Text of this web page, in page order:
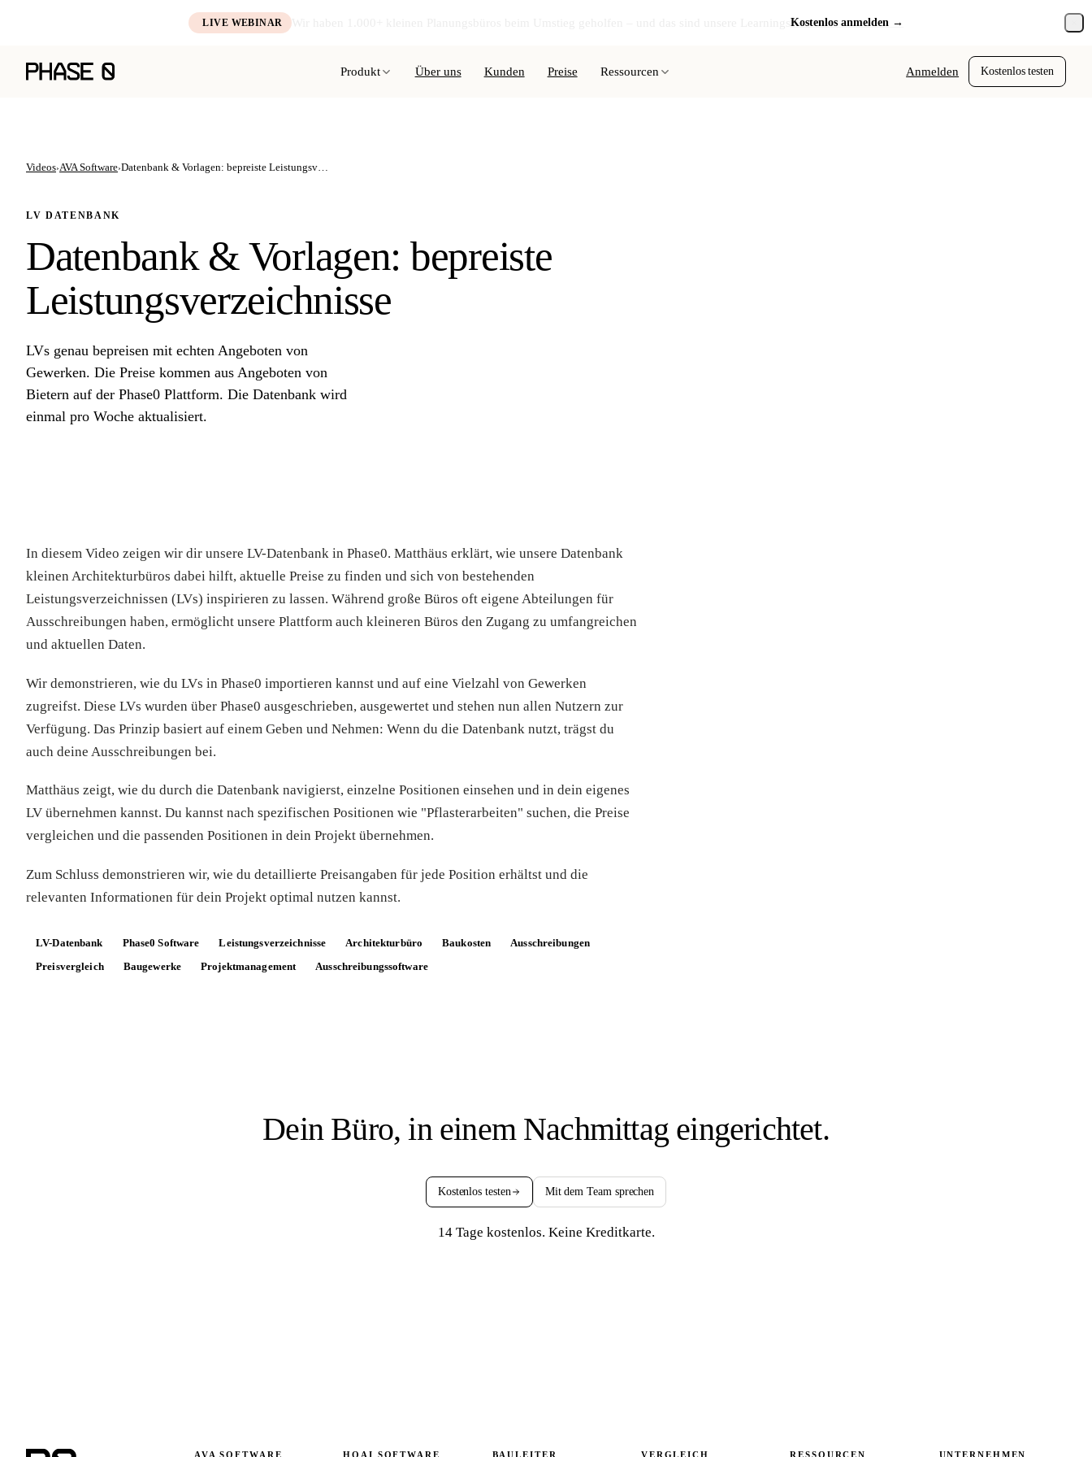
LIVE WEBINAR Wir haben 1.000+ kleinen Planungsbüros beim Umstieg geholfen – und das sind unsere Learnings Kostenlos anmelden →
Produkt Über uns Kunden Preise Ressourcen Anmelden Kostenlos testen
Videos›AVA Software›Datenbank & Vorlagen: bepreiste Leistungsv…
LV DATENBANK
Datenbank & Vorlagen: bepreiste
Leistungsverzeichnisse
LVs genau bepreisen mit echten Angeboten von
Gewerken. Die Preise kommen aus Angeboten von
Bietern auf der Phase0 Plattform. Die Datenbank wird
einmal pro Woche aktualisiert.
In diesem Video zeigen wir dir unsere LV-Datenbank in Phase0. Matthäus erklärt, wie unsere Datenbank
kleinen Architekturbüros dabei hilft, aktuelle Preise zu finden und sich von bestehenden
Leistungsverzeichnissen (LVs) inspirieren zu lassen. Während große Büros oft eigene Abteilungen für
Ausschreibungen haben, ermöglicht unsere Plattform auch kleineren Büros den Zugang zu umfangreichen
und aktuellen Daten.
Wir demonstrieren, wie du LVs in Phase0 importieren kannst und auf eine Vielzahl von Gewerken
zugreifst. Diese LVs wurden über Phase0 ausgeschrieben, ausgewertet und stehen nun allen Nutzern zur
Verfügung. Das Prinzip basiert auf einem Geben und Nehmen: Wenn du die Datenbank nutzt, trägst du
auch deine Ausschreibungen bei.
Matthäus zeigt, wie du durch die Datenbank navigierst, einzelne Positionen einsehen und in dein eigenes
LV übernehmen kannst. Du kannst nach spezifischen Positionen wie "Pflasterarbeiten" suchen, die Preise
vergleichen und die passenden Positionen in dein Projekt übernehmen.
Zum Schluss demonstrieren wir, wie du detaillierte Preisangaben für jede Position erhältst und die
relevanten Informationen für dein Projekt optimal nutzen kannst.
LV-Datenbank Phase0 Software Leistungsverzeichnisse Architekturbüro Baukosten Ausschreibungen
Preisvergleich Baugewerke Projektmanagement Ausschreibungssoftware
Dein Büro, in einem Nachmittag eingerichtet.
Kostenlos testen Mit dem Team sprechen
14 Tage kostenlos. Keine Kreditkarte.
AVA SOFTWARE HOAI SOFTWARE BAULEITER VERGLEICH RESSOURCEN UNTERNEHMEN